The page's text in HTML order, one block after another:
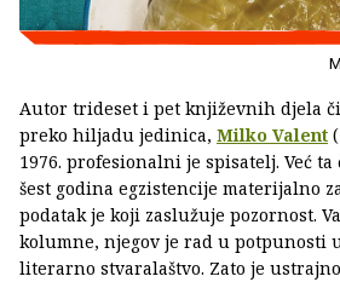
Autor trideset i pet književnih djela
preko hiljadu jedinica, Milko Valent
1976. profesionalni je spisatelj. Već
šest godina egzistencije materijalno
podatak je koji zaslužuje pozornost.
kolumne, njegov je rad u potpunosti
literarno stvaralaštvo. Zato je